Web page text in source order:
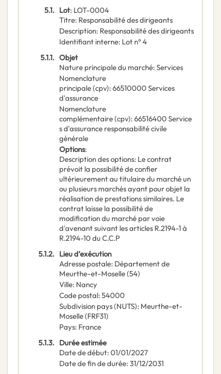
5.1. Lot: LOT-0004
Titre: Responsabilité des dirigeants
Description: Responsabilité des dirigeants
Identifiant interne: Lot n° 4
5.1.1. Objet
Nature principale du marché: Services
Nomenclature
principale(cpv): 66510000 Services
d'assurance
Nomenclature
complémentaire(cpv): 66516400 Service
s d'assurance responsabilité civile
générale
Options:
Description des options: Le contrat
prévoit la possibilité de confier
ultérieurement au titulaire du marché un
ou plusieurs marchés ayant pour objet la
réalisation de prestations similaires. Le
contrat laisse la possibilité de
modification du marché par voie
d'avenant suivant les articles R.2194-1 à
R.2194-10 du C.C.P
5.1.2. Lieu d’exécution
Adresse postale: Département de
Meurthe-et-Moselle (54)
Ville: Nancy
Code postal: 54000
Subdivision pays (NUTS): Meurthe-et-
Moselle(FRF31)
Pays: France
5.1.3. Durée estimée
Date de début: 01/01/2027
Date de fin de durée: 31/12/2031